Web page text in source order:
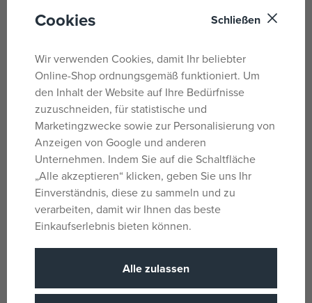
einführt.
erschaffen sie ihr eigenes Miniaturhaus mit einem kleinen
Bewohner und Möbeln. Das fertige Haus lässt sich
verschließen und bietet Platz für alle Accessoires und die
selbst gebastelte Figur. Das Set verbindet Spaß mit Lernen
– es fördert Konzentration, Logik und Genauigkeit und
eröffnet gleichzeitig Raum für Fantasie und Träume.
Parameter
Material Karton
Cookies Schließen
Wir verwenden Cookies, damit Ihr beliebter
Online-Shop ordnungsgemäß funktioniert. Um
den Inhalt der Website auf Ihre Bedürfnisse
zuzuschneiden, für statistische und
Marketingzwecke sowie zur Personalisierung von
Anzeigen von Google und anderen
Unternehmen. Indem Sie auf die Schaltfläche
„Alle akzeptieren“ klicken, geben Sie uns Ihr
Einverständnis, diese zu sammeln und zu
verarbeiten, damit wir Ihnen das beste
Einkaufserlebnis bieten können.
Alle zulassen